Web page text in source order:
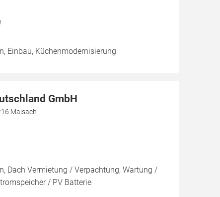
Einbau, Küchenmodernisierung
GmbH
Maisach
Dach Vermietung / Verpachtung, Wartung /
/ PV Batterie